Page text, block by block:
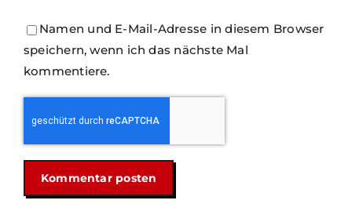
Namen und E-Mail-Adresse in diesem Browser
speichern, wenn ich das nächste Mal
kommentiere.